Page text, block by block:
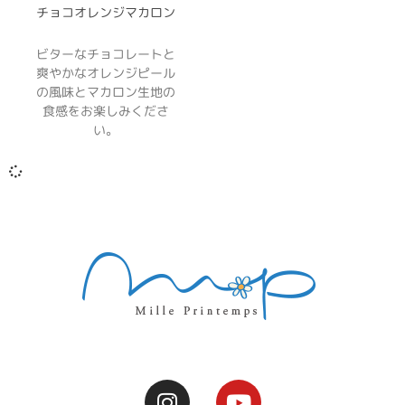
チョコオレンジマカロン
ビターなチョコレートと
爽やかなオレンジピール
の風味とマカロン生地の
食感をお楽しみくださ
い。